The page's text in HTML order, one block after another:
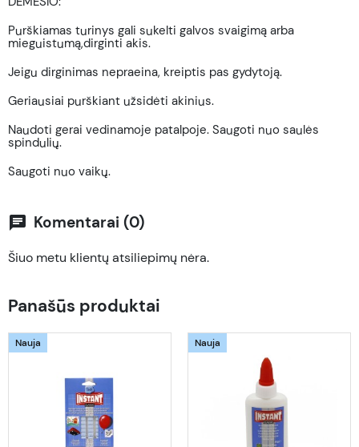
Purškiamas turinys gali sukelti galvos svaigimą arba
mieguistumą,dirginti akis.
Jeigu dirginimas nepraeina, kreiptis pas gydytoją.
Geriausiai purškiant užsidėti akinius.
Naudoti gerai vedinamoje patalpoje. Saugoti nuo saulės
spindulių.
Saugoti nuo vaikų.
chat Komentarai (0)
Šiuo metu klientų atsiliepimų nėra.
Panašūs produktai
Nauja Nauja